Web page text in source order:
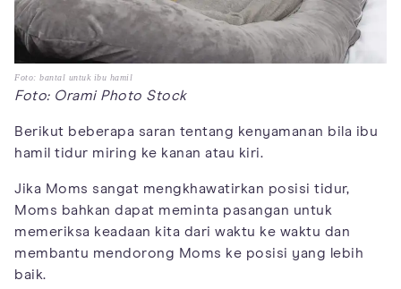
Foto: bantal untuk ibu hamil
Foto: Orami Photo Stock
Berikut beberapa saran tentang kenyamanan bila ibu
hamil tidur miring ke kanan atau kiri.
Jika Moms sangat mengkhawatirkan posisi tidur,
Moms bahkan dapat meminta pasangan untuk
memeriksa keadaan kita dari waktu ke waktu dan
membantu mendorong Moms ke posisi yang lebih
baik.